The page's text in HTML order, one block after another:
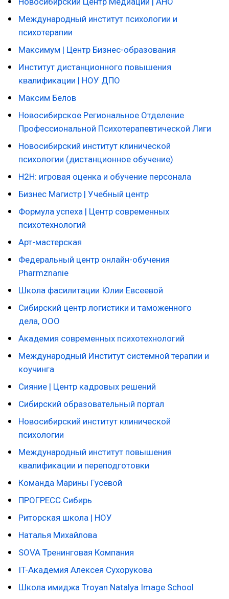
Международный институт психологии и
психотерапии
Максимум | Центр Бизнес-образования
Институт дистанционного повышения
квалификации | НОУ ДПО
Максим Белов
Новосибирское Региональное Отделение
Профессиональной Психотерапевтической Лиги
Новосибирский институт клинической
психологии (дистанционное обучение)
H2H: игровая оценка и обучение персонала
Бизнес Магистр | Учебный центр
Формула успеха | Центр современных
психотехнологий
Арт-мастерская
Федеральный центр онлайн-обучения
Pharmznanie
Школа фасилитации Юлии Евсеевой
Сибирский центр логистики и таможенного
дела, ООО
Академия современных психотехнологий
Международный Институт системной терапии и
коучинга
Сияние | Центр кадровых решений
Сибирский образовательный портал
Новосибирский институт клинической
психологии
Международный институт повышения
квалификации и переподготовки
Команда Марины Гусевой
ПРОГРЕСС Сибирь
Риторская школа | НОУ
Наталья Михайлова
SOVA Тренинговая Компания
IT-Академия Алексея Сухорукова
Школа имиджа Troyan Natalya Image School